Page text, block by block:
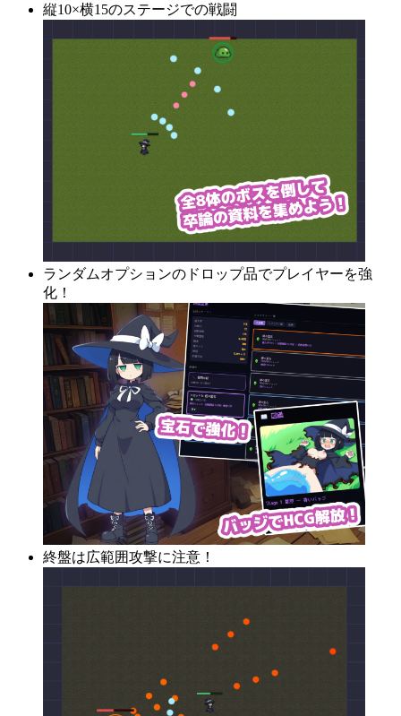
縦10×横15のステージでの戦闘
ランダムオプションのドロップ品でプレイヤーを強
化！
終盤は広範囲攻撃に注意！